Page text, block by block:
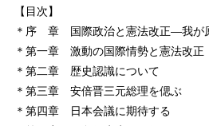
【目次】
＊序 章 国際政治と憲法改正―我が
＊第一章 激動の国際情勢と憲法改正
＊第二章 歴史認識について
＊第三章 安倍晋三元総理を偲ぶ
＊第四章 日本会議に期待する